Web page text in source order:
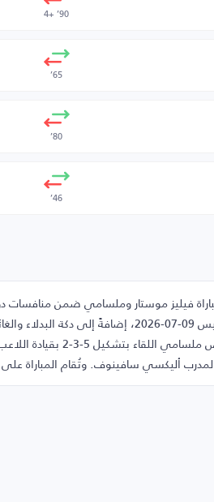
90’ +4
65’
80’
46’
فيليز موستار وملسامي ضمن منافسات
بقيادة اللاعب: حركاك
أليكسي سافينوف. وتُقام المباراة